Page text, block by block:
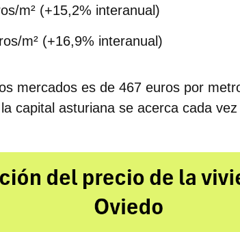
m² (+15,2% interanual)
m² (+16,9% interanual)
mercados es de 467 euros por
capital asturiana se acerca cada